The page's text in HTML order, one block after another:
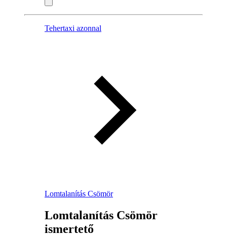
Tehertaxi azonnal
Lomtalanítás Csömör
Lomtalanítás Csömör
ismertető